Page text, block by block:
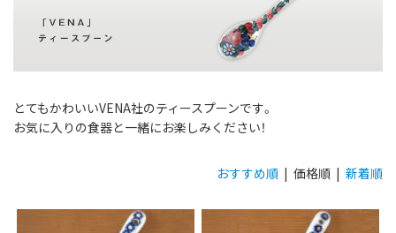
とてもかわいいVENA社のティースプーンです。
お気に入りの食器と一緒にお楽しみください！
おすすめ順 | 価格順 | 新着順